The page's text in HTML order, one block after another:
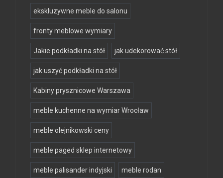
ekskluzywne meble do salonu
fronty meblowe wymiary
Jakie podkładki na stół jak udekorować stół
jak uszyć podkładki na stół
Kabiny prysznicowe Warszawa
meble kuchenne na wymiar Wrocław
meble olejnikowski ceny
meble paged sklep internetowy
meble palisander indyjski meble rodan